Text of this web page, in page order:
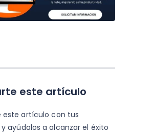
este artículo
este artículo con tus
ayúdalos a alcanzar el éxito